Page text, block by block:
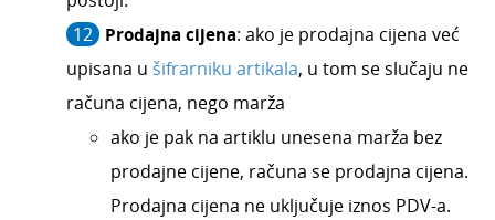
Blagajna
Maloprodaja
Nalozi za plaćanje
Mobilna aplikacija
Pokazatelji
Prodajna cijena: ako je prodajna cijena već
upisana u šifrarniku artikala, u tom se slučaju ne
računa cijena, nego marža
ako je pak na artiklu unesena marža bez
prodajne cijene, računa se prodajna cijena.
Prodajna cijena ne uključuje iznos PDV-a.